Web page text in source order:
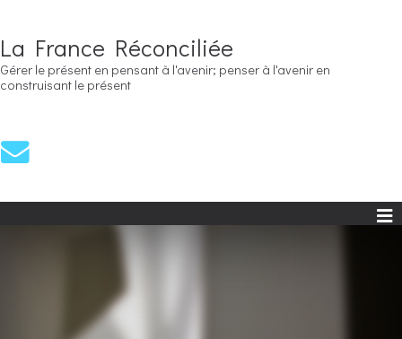
La France Réconciliée
Gérer le présent en pensant à l'avenir; penser à l'avenir en
construisant le présent